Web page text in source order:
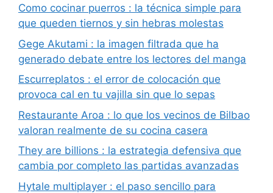
Como cocinar puerros : la técnica simple para
que queden tiernos y sin hebras molestas
Gege Akutami : la imagen filtrada que ha
generado debate entre los lectores del manga
Escurreplatos : el error de colocación que
provoca cal en tu vajilla sin que lo sepas
Restaurante Aroa : lo que los vecinos de Bilbao
valoran realmente de su cocina casera
They are billions : la estrategia defensiva que
cambia por completo las partidas avanzadas
Hytale multiplayer : el paso sencillo para